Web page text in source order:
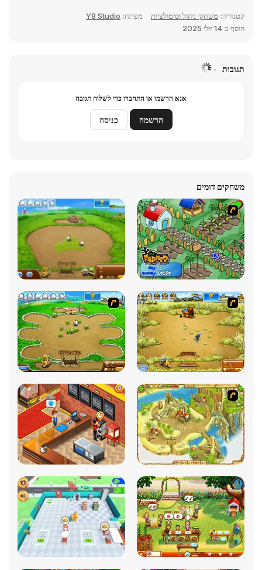
קטגוריה: משחקי ניהול וסימולציות מפתח: Y8 Studio
הוסף ב 14 יולי 2025
תגובות
אנא הרשמו או התחברו כדי לשלוח תגובה
הרשמה כניסה
משחקים דומים